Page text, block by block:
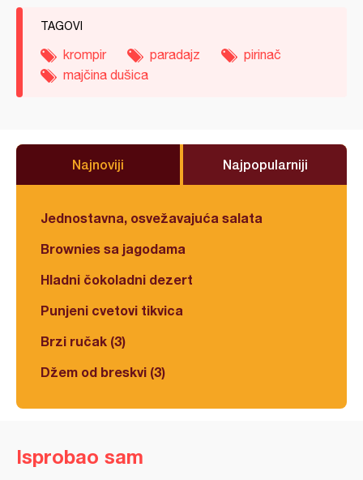
TAGOVI
krompir paradajz
pirinač
majčina dušica
Najnoviji Najpopularniji
Jednostavna, osvežavajuća salata
Brownies sa jagodama
Hladni čokoladni dezert
Punjeni cvetovi tikvica
Brzi ručak (3)
Džem od breskvi (3)
Isprobao sam